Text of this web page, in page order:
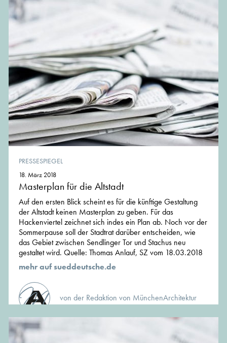
PRESSESPIEGEL
18. März 2018
Masterplan für die Altstadt
Auf den ersten Blick scheint es für die künftige Gestaltung
der Altstadt keinen Masterplan zu geben. Für das
Hackenviertel zeichnet sich indes ein Plan ab. Noch vor der
Sommerpause soll der Stadtrat darüber entscheiden, wie
das Gebiet zwischen Sendlinger Tor und Stachus neu
gestaltet wird. Quelle: Thomas Anlauf, SZ vom 18.03.2018
mehr auf sueddeutsche.de
von der Redaktion von MünchenArchitektur